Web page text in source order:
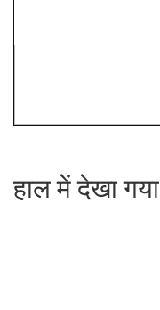
हाल में देखा गया